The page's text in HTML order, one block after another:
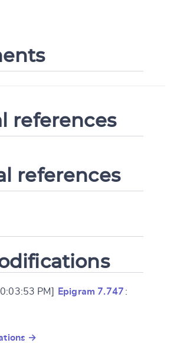
references
references
PM] Epigram 7.747 :
→